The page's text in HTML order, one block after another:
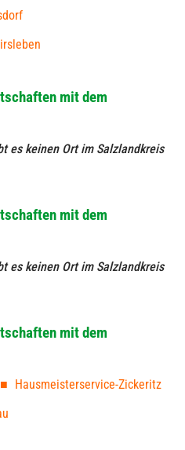
mit dem
es keinen Ort im Salzlandkreis
mit dem
es keinen Ort im Salzlandkreis
mit dem
Hausmeisterservice-Zickeritz